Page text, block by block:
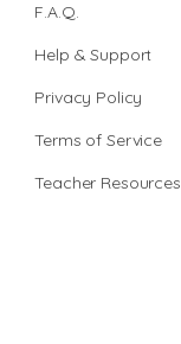
F.A.Q.
Help & Support
Privacy Policy
Terms of Service
Teacher Resources